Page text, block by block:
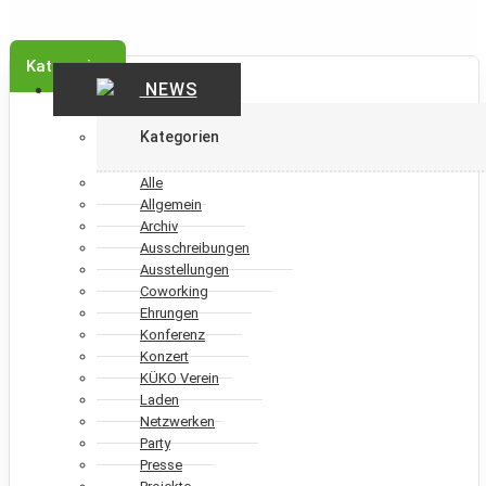
Kategorien
NEWS
Kategorien
Alle
Allgemein
Archiv
Ausschreibungen
Ausstellungen
Coworking
Ehrungen
Konferenz
Konzert
KÜKO Verein
Laden
Netzwerken
Party
Presse